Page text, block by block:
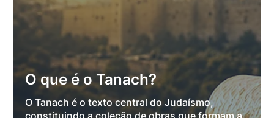
O que é o Tanach?
O Tanach é o texto central do Judaísmo,
constituindo a coleção de obras que formam a